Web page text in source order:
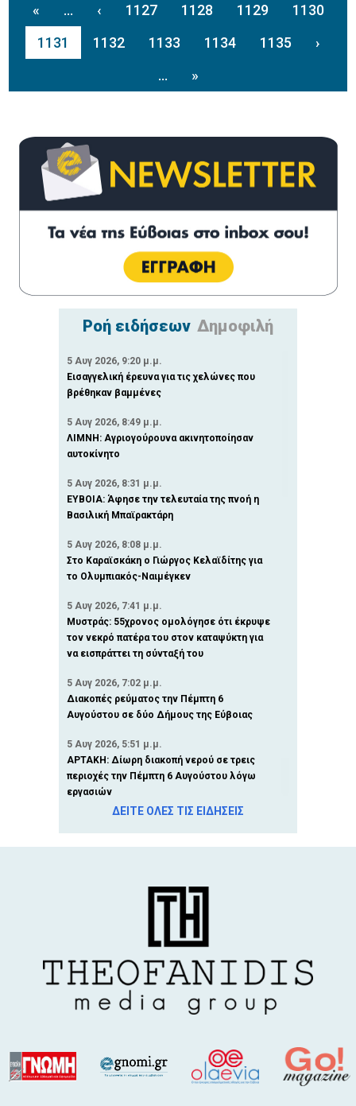
« ... ‹ 1127 1128 1129
1130
1131
1132 1133 1134 1135
›
...
»
Ροή ειδήσεων Δημοφιλή
5 Αυγ 2026, 9:20 μ.μ.
Εισαγγελική έρευνα για τις χελώνες που
βρέθηκαν βαμμένες
5 Αυγ 2026, 8:49 μ.μ.
ΛΙΜΝΗ: Αγριογούρουνα ακινητοποίησαν
αυτοκίνητο
5 Αυγ 2026, 8:31 μ.μ.
ΕΥΒΟΙΑ: Άφησε την τελευταία της πνοή η
Βασιλική Μπαϊρακτάρη
5 Αυγ 2026, 8:08 μ.μ.
Στο Καραϊσκάκη ο Γιώργος Κελαϊδίτης για
το Ολυμπιακός-Ναιμέγκεν
5 Αυγ 2026, 7:41 μ.μ.
Μυστράς: 55χρονος ομολόγησε ότι έκρυψε
τον νεκρό πατέρα του στον καταψύκτη για
να εισπράττει τη σύνταξή του
5 Αυγ 2026, 7:02 μ.μ.
Διακοπές ρεύματος την Πέμπτη 6
Αυγούστου σε δύο Δήμους της Εύβοιας
5 Αυγ 2026, 5:51 μ.μ.
ΑΡΤΑΚΗ: Δίωρη διακοπή νερού σε τρεις
περιοχές την Πέμπτη 6 Αυγούστου λόγω
εργασιών
μέτωπο της φωτιάς (VIDEO)
5 Αυγ 2026, 5:12 μ.μ.
ΤΡΕΝΟΣΕ: Φωτιά προκάλεσε διακοπή στα
δρομολόγια της γραμμής Αθήνα - Χαλκίδα
δασκάλων στην Εύβοια
5 Αυγ 2026, 4:21 μ.μ.
ΔΕΙΤΕ ΟΛΕΣ ΤΙΣ ΕΙΔΗΣΕΙΣ